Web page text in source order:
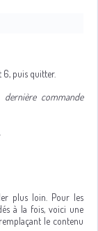
puis quitter.
commande
plus loin. Pour les
à la fois, voici une
le contenu